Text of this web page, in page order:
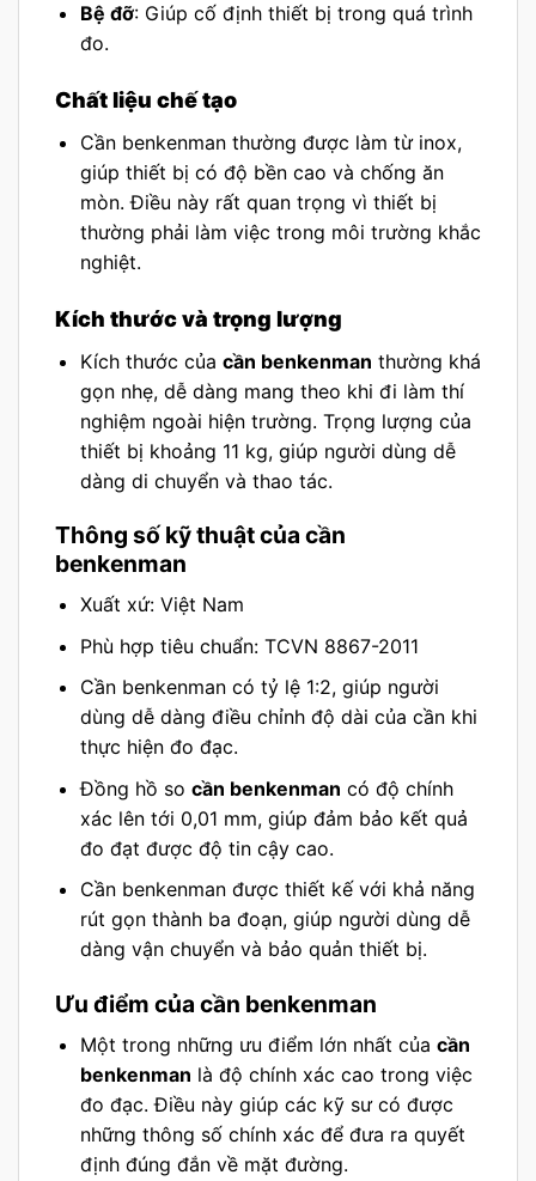
Bệ đỡ: Giúp cố định thiết bị trong quá trình
đo.
Chất liệu chế tạo
Cần benkenman thường được làm từ inox,
giúp thiết bị có độ bền cao và chống ăn
mòn. Điều này rất quan trọng vì thiết bị
thường phải làm việc trong môi trường khắc
nghiệt.
Kích thước và trọng lượng
Kích thước của cần benkenman thường khá
gọn nhẹ, dễ dàng mang theo khi đi làm thí
nghiệm ngoài hiện trường. Trọng lượng của
thiết bị khoảng 11 kg, giúp người dùng dễ
dàng di chuyển và thao tác.
Thông số kỹ thuật của cần
benkenman
Xuất xứ: Việt Nam
Phù hợp tiêu chuẩn: TCVN 8867-2011
Cần benkenman có tỷ lệ 1:2, giúp người
dùng dễ dàng điều chỉnh độ dài của cần khi
thực hiện đo đạc.
Đồng hồ so cần benkenman có độ chính
xác lên tới 0,01 mm, giúp đảm bảo kết quả
đo đạt được độ tin cậy cao.
Cần benkenman được thiết kế với khả năng
rút gọn thành ba đoạn, giúp người dùng dễ
dàng vận chuyển và bảo quản thiết bị.
Ưu điểm của cần benkenman
Một trong những ưu điểm lớn nhất của cần
benkenman là độ chính xác cao trong việc
đo đạc. Điều này giúp các kỹ sư có được
những thông số chính xác để đưa ra quyết
định đúng đắn về mặt đường.